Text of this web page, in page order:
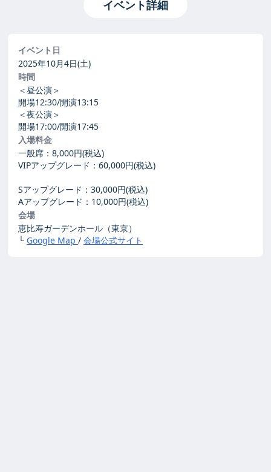
イベント詳細
イベント日
2025年10月4日(土)
時間
＜昼公演＞
開場12:30/開演13:15
＜夜公演＞
開場17:00/開演17:45
入場料金
一般席：8,000円(税込)
VIPアップグレード：60,000円(税込)
Sアップグレード：30,000円(税込)
Aアップグレード：10,000円(税込)
会場
恵比寿ガーデンホール（東京）
└ Google Map / 会場公式サイト